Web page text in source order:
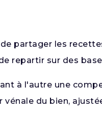
partager les
repartir sur des
à l'autre une
du bien,